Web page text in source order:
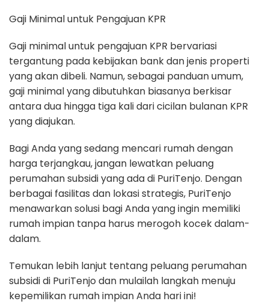
Gaji Minimal untuk Pengajuan KPR
Gaji minimal untuk pengajuan KPR bervariasi
tergantung pada kebijakan bank dan jenis properti
yang akan dibeli. Namun, sebagai panduan umum,
gaji minimal yang dibutuhkan biasanya berkisar
antara dua hingga tiga kali dari cicilan bulanan KPR
yang diajukan.
Bagi Anda yang sedang mencari rumah dengan
harga terjangkau, jangan lewatkan peluang
perumahan subsidi yang ada di PuriTenjo. Dengan
berbagai fasilitas dan lokasi strategis, PuriTenjo
menawarkan solusi bagi Anda yang ingin memiliki
rumah impian tanpa harus merogoh kocek dalam-
dalam.
Temukan lebih lanjut tentang peluang perumahan
subsidi di PuriTenjo dan mulailah langkah menuju
kepemilikan rumah impian Anda hari ini!